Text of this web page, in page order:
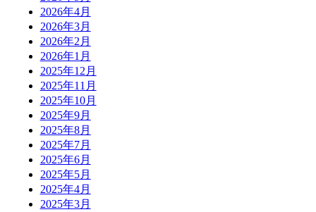
2026年4月
2026年3月
2026年2月
2026年1月
2025年12月
2025年11月
2025年10月
2025年9月
2025年8月
2025年7月
2025年6月
2025年5月
2025年4月
2025年3月